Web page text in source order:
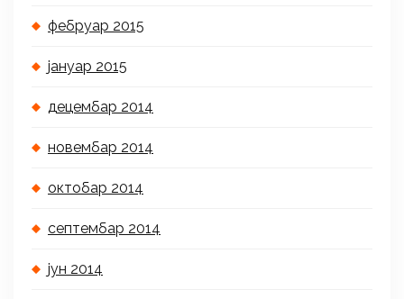
фебруар 2015
јануар 2015
децембар 2014
новембар 2014
октобар 2014
септембар 2014
јун 2014